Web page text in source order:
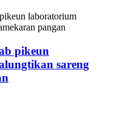
pikeun
sareng